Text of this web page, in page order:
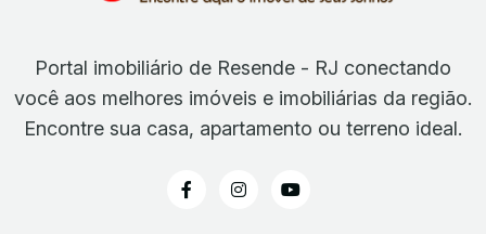
Portal imobiliário de Resende - RJ conectando
você aos melhores imóveis e imobiliárias da região.
Encontre sua casa, apartamento ou terreno ideal.